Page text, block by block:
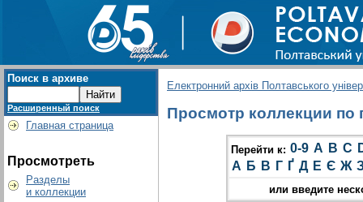
Поиск в архиве
Расширенный поиск
Главная страница
Просмотреть
Разделы
и коллекции
Електронний архів Полтавського
Просмотр коллекции по
Перейти к: 0-9 A B C
А Б В Г Ґ Д Е Є Ж
или введите